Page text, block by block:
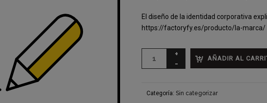
El diseño de la identidad corporativa
https://factoryfy.es/producto/la-marca/
AÑADIR AL
Categoría: Sin categorizar